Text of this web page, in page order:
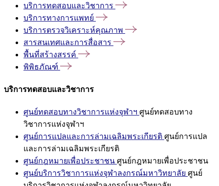
บริการทดสอบและวิชาการ
บริการทางการแพทย์
บริการตรวจวิเคราะห์คุณภาพ
สารสนเทศและการสื่อสาร
พื้นที่สร้างสรรค์
พิพิธภัณฑ์
บริการทดสอบและวิชาการ
ศูนย์ทดสอบทางวิชาการแห่งจุฬาฯ ศูนย์ทดสอบทาง
วิชาการแห่งจุฬาฯ
ศูนย์การแปลและการล่ามเฉลิมพระเกียรติ ศูนย์การแปล
และการล่ามเฉลิมพระเกียรติ
ศูนย์กฎหมายเพื่อประชาชน ศูนย์กฎหมายเพื่อประชาชน
ศูนย์บริการวิชาการแห่งจุฬาลงกรณ์มหาวิทยาลัย ศูนย์